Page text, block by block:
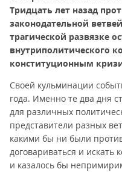
Тридцать лет назад
законодательной
трагической развязке
внутриполитического
конституционным
Своей кульминации
года. Именно те два дня
для различных
представители разных
какими бы ни были
договариваться и
и казалось бы